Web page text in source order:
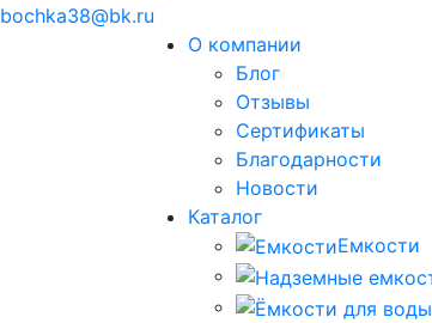
bochka38@bk.ru
О компании
Блог
Отзывы
Сертификаты
Благодарности
Новости
Каталог
Емкости